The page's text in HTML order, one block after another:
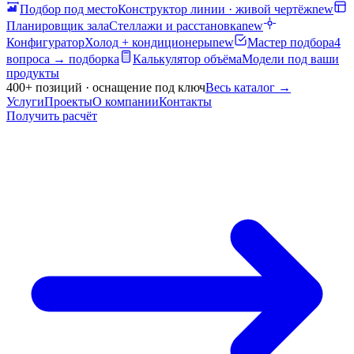
Подбор под местоКонструктор линии · живой чертёжnew
Планировщик залаСтеллажи и расстановкаnew
КонфигураторХолод + кондиционерыnew Мастер подбора4
вопроса → подборка
Калькулятор объёмаМодели под ваши
продукты
400+ позиций · оснащение под ключВесь каталог →
УслугиПроектыО компанииКонтакты
Получить расчёт